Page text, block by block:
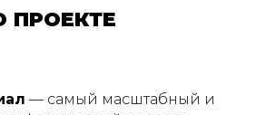
ПРОЕКТЕ
— самый масштабный и